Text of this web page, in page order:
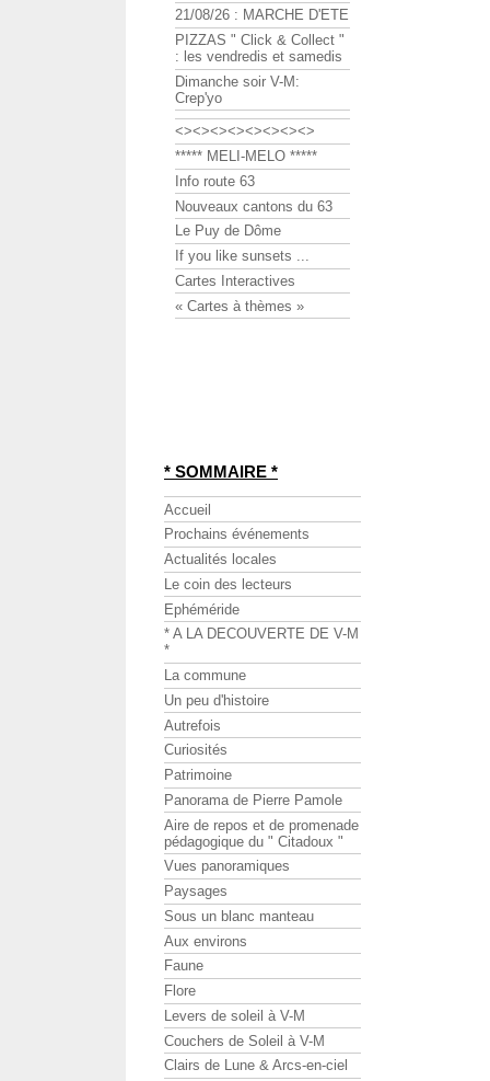
21/08/26 : MARCHE D'ETE
PIZZAS " Click & Collect "
: les vendredis et samedis
Dimanche soir V-M:
Crep'yo
<><><><><><><><>
***** MELI-MELO *****
Info route 63
Nouveaux cantons du 63
Le Puy de Dôme
If you like sunsets ...
Cartes Interactives
« Cartes à thèmes »
* SOMMAIRE *
Accueil
Prochains événements
Actualités locales
Le coin des lecteurs
Ephéméride
* A LA DECOUVERTE DE V-M
*
La commune
Un peu d'histoire
Autrefois
Curiosités
Patrimoine
Panorama de Pierre Pamole
Aire de repos et de promenade
pédagogique du " Citadoux "
Vues panoramiques
Paysages
Sous un blanc manteau
Aux environs
Faune
Flore
Levers de soleil à V-M
Couchers de Soleil à V-M
Clairs de Lune & Arcs-en-ciel